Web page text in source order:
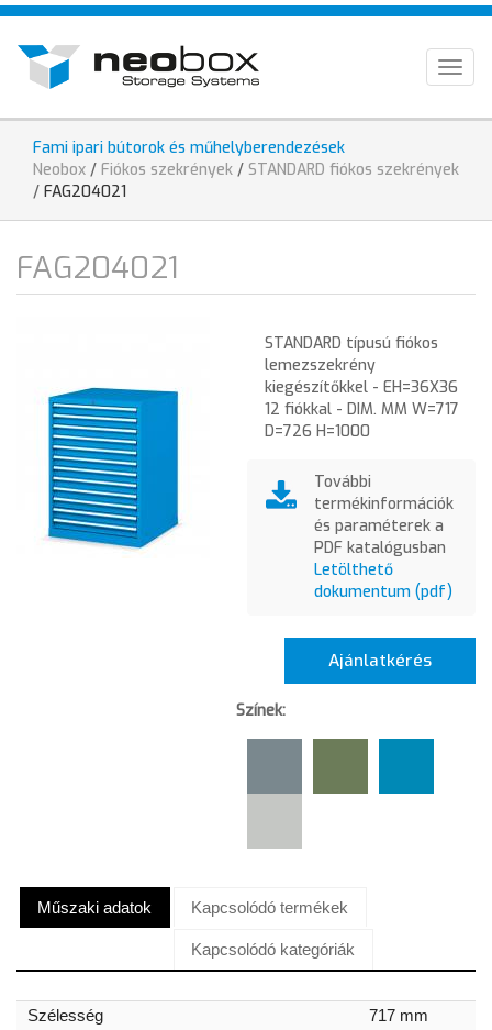
Ugrás
tartalomra
EN
Fami ipari bútorok és műhelyberendezések
Jelenlegi
hely
Neobox / Fiókos szekrények / STANDARD fiókos szekrények
/ FAG204021
FAG204021
STANDARD típusú fiókos
lemezszekrény
kiegészítőkkel - EH=36X36
12 fiókkal - DIM. MM W=717
D=726 H=1000
További
termékinformációk
és paraméterek a
PDF katalógusban
Letölthető
dokumentum (pdf)
Ajánlatkérés
Színek:
Műszaki adatok Kapcsolódó termékek
Kapcsolódó kategóriák
Szélesség
717 mm